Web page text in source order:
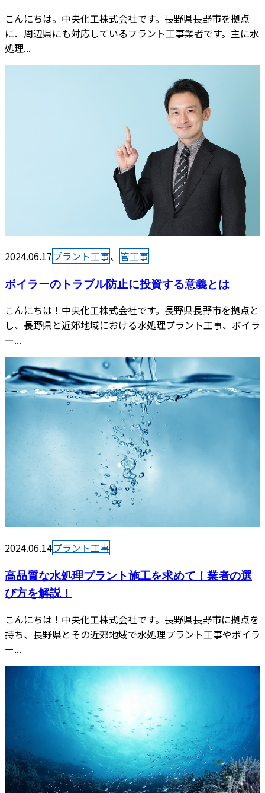
こんにちは。中央化工株式会社です。長野県長野市を拠点
に、周辺県にも対応しているプラント工事業者です。主に水
処理...
2024.06.17プラント工事、 管工事
ボイラーのトラブル防止に投資する意義とは
こんにちは！中央化工株式会社です。長野県長野市を拠点と
し、長野県と近郊地域における水処理プラント工事、ボイラ
ー...
2024.06.14プラント工事
高品質な水処理プラント施工を求めて！業者の選
び方を解説！
こんにちは！中央化工株式会社です。長野県長野市に拠点を
持ち、長野県とその近郊地域で水処理プラント工事やボイラ
ー...